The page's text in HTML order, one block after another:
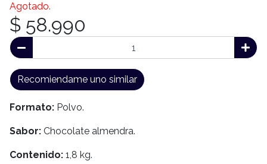
Agotado.
$ 58.990
Recomiendame uno similar
Formato: Polvo.
Sabor: Chocolate almendra.
Contenido: 1,8 kg.